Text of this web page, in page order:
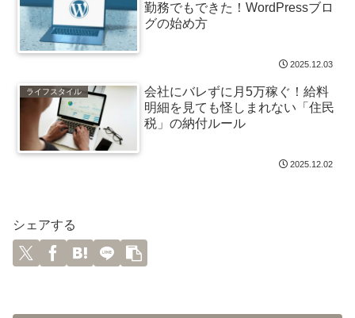
勤務でもできた！WordPressブロ
グの始め方
2025.12.03
ライフスタイル
会社にバレずに月5万稼ぐ！給料
明細を見ても怪しまれない「住民
税」の納付ルール
2025.12.02
シェアする